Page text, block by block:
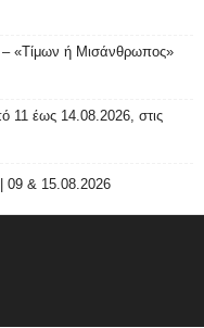
ή Μισάνθρωπος»
11 έως 14.08.2026, στις
| 09 & 15.08.2026